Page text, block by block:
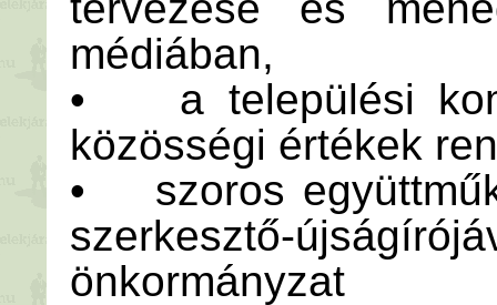
médiában,
• a települési
közösségi értékek
• szoros
szerkesztő-
önkormányzat